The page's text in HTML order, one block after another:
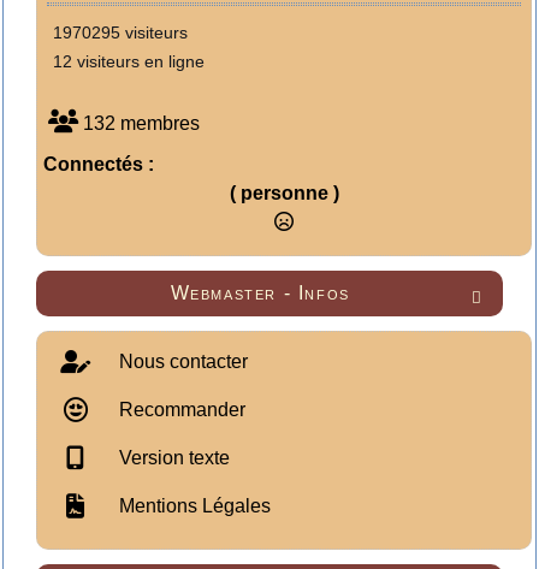
1970295 visiteurs
12 visiteurs en ligne
132 membres
Connectés :
( personne )

Webmaster - Infos
Nous contacter
Recommander
Version texte
Mentions Légales